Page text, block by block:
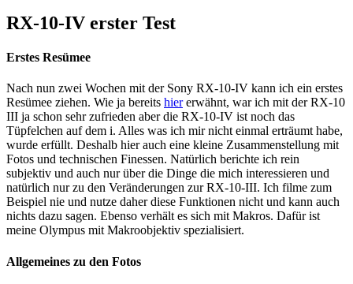
RX-10-IV erster Test
Erstes Resümee
Nach nun zwei Wochen mit der Sony RX-10-IV kann ich ein erstes
Resümee ziehen. Wie ja bereits hiererwähnt, war ich mit der RX-10
III ja schon sehr zufrieden aber die RX-10-IV ist noch das
Tüpfelchen auf dem i. Alles was ich mir nicht einmal erträumt habe,
wurde erfüllt. Deshalb hier auch eine kleine Zusammenstellung mit
Fotos und technischen Finessen. Natürlich berichte ich rein
subjektiv und auch nur über die Dinge die mich interessieren und
natürlich nur zu den Veränderungen zur RX-10-III. Ich filme zum
Beispiel nie und nutze daher diese Funktionen nicht und kann auch
nichts dazu sagen. Ebenso verhält es sich mit Makros. Dafür ist
meine Olympus mit Makroobjektiv spezialisiert.
Allgemeines zu den Fotos